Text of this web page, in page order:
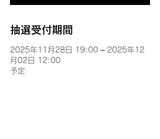
抽選受付期間
2025年11月28日 19:00 – 2025年12
月02日 12:00
予定